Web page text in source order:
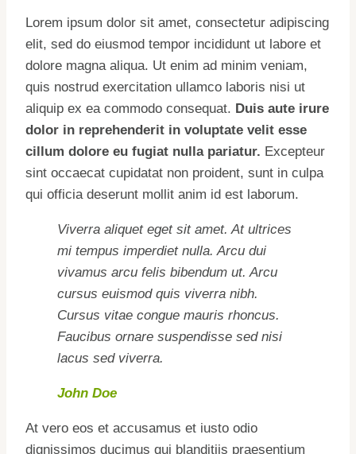
Lorem ipsum dolor sit amet, consectetur adipiscing
elit, sed do eiusmod tempor incididunt ut labore et
dolore magna aliqua. Ut enim ad minim veniam,
quis nostrud exercitation ullamco laboris nisi ut
aliquip ex ea commodo consequat. Duis aute irure
dolor in reprehenderit in voluptate velit esse
cillum dolore eu fugiat nulla pariatur. Excepteur
sint occaecat cupidatat non proident, sunt in culpa
qui officia deserunt mollit anim id est laborum.
Viverra aliquet eget sit amet. At ultrices
mi tempus imperdiet nulla. Arcu dui
vivamus arcu felis bibendum ut. Arcu
cursus euismod quis viverra nibh.
Cursus vitae congue mauris rhoncus.
Faucibus ornare suspendisse sed nisi
lacus sed viverra.
John Doe
At vero eos et accusamus et iusto odio
dignissimos ducimus qui blanditiis praesentium